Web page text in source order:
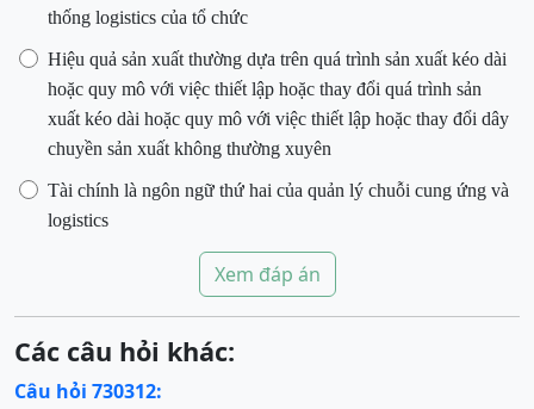
thống logistics của tổ chức
Hiệu quả sản xuất thường dựa trên quá trình sản xuất kéo dài
hoặc quy mô với việc thiết lập hoặc thay đổi quá trình sản
xuất kéo dài hoặc quy mô với việc thiết lập hoặc thay đổi dây
chuyền sản xuất không thường xuyên
Tài chính là ngôn ngữ thứ hai của quản lý chuỗi cung ứng và
logistics
Xem đáp án
Các câu hỏi khác:
Câu hỏi 730312: